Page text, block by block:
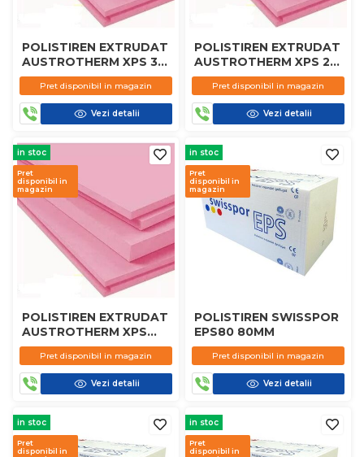
POLISTIREN EXTRUDAT
AUSTROTHERM XPS 30
MM
Pret disponibil in magazin
Vezi detalii
POLISTIREN EXTRUDAT
AUSTROTHERM XPS 20
MM
Pret disponibil in magazin
Vezi detalii
in stoc
Pret
disponibil in
magazin
POLISTIREN EXTRUDAT
AUSTROTHERM XPS
10MM
Pret disponibil in magazin
Vezi detalii
in stoc
Pret
disponibil in
magazin
POLISTIREN SWISSPOR
EPS80 80MM
Pret disponibil in magazin
Vezi detalii
in stoc
Pret
disponibil in
in stoc
Pret
disponibil in